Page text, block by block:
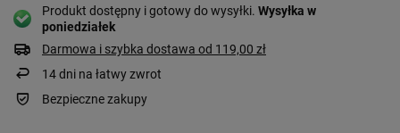
Produkt dostępny i gotowy do wysyłki Wysyłka w
poniedziałek
Darmowa i szybka dostawa od 119,00 zł
14dni na łatwy zwrot
Bezpieczne zakupy